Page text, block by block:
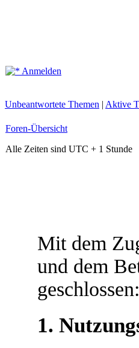
Anmelden
Unbeantwortete Themen | Aktive
Foren-Übersicht
Alle Zeiten sind UTC + 1 Stunde
Mit dem
und dem
geschlossen:
1.